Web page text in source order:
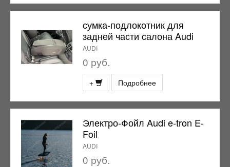
сумка-подлокотник для
задней части салона Audi
AUDI
0 руб.
+ Подробнее
Электро-Фойл Audi e-tron E-
Foil
AUDI
0 руб.